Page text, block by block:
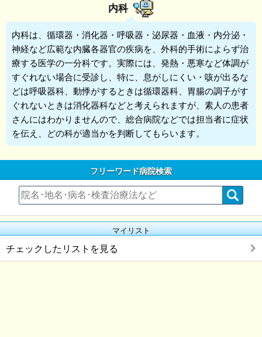
内科
内科は、循環器・消化器・呼吸器・泌尿器・血液・内分泌・
神経など広範な内臓各器官の疾病を、外科的手術によらず治
療する医学の一分科です。実際には、発熱・悪寒など体調が
すぐれない場合に受診し、特に、息がしにくい・咳が出るな
どは呼吸器科、動悸がするときは循環器科、胃腸の調子がす
ぐれないときは消化器科などと考えられますが、素人の患者
さんにはわかりませんので、総合病院などでは担当者に症状
を伝え、どの科が適当かを判断してもらいます。
フリーワード病院検索
マイリスト
チェックしたリストを見る